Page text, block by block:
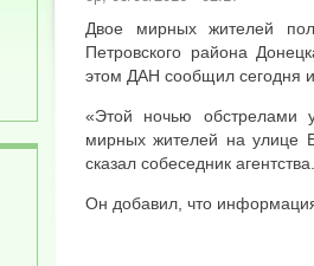
Двое мирных жителей
Петровского района
этом ДАН сообщил сегодня
«Этой ночью обстрелами
мирных жителей на улице
сказал собеседник агентства.
Он добавил, что